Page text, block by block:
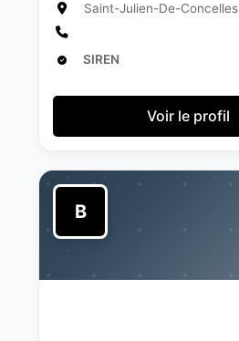
Saint-Julien-De-Concelles
SIREN
Voir le profil
B